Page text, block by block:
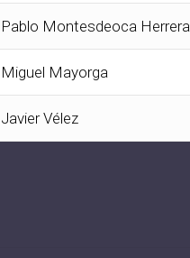
Pablo Montesdeoca Herrera
Miguel Mayorga
Javier Vélez